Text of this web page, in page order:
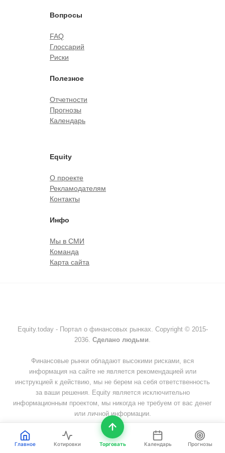
Вопросы
FAQ
Глоссарий
Риски
Полезное
Отчетности
Прогнозы
Календарь
Equity
О проекте
Рекламодателям
Контакты
Инфо
Мы в СМИ
Команда
Карта сайта
Equity.today - Портал о финансовых рынках. Copyright © 2015-
2036. Сделано людьми.
Финансовые рынки обладают высокими рисками, вся
информация на сайте не является рекомендацией или
инструкцией к действию, мы не берем на себя ответственность
за ваши решения. Equity является исключительно
информационным проектом, мы никогда не требуем от вас денег
или личной информации.
Главная Конфиденциальность Пользовательское соглашение
Редакционная политика|Cookies|Disclaimer
Главное Котировки Торговать Календарь Прогнозы